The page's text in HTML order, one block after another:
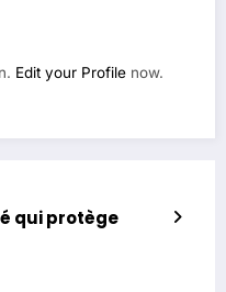
Edit your Profile now.
qui protège